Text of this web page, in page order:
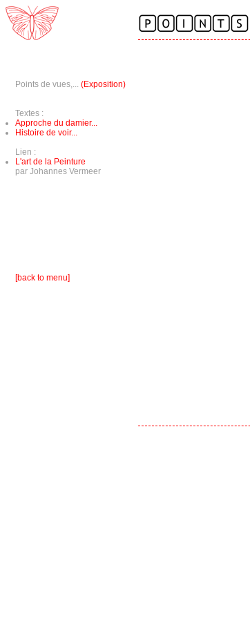
Points de vues,... (Exposition)
Textes :
Approche du damier...
Histoire de voir...
Lien :
L'art de la Peinture
par Johannes Vermeer
[back to menu]